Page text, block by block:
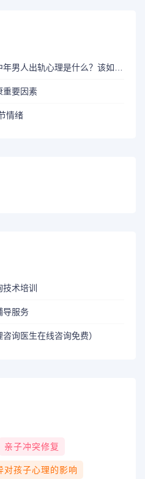
重要因素
情绪
术培训
导服务
询医生在线咨询免费）
亲子冲突修复
对孩子心理的影响